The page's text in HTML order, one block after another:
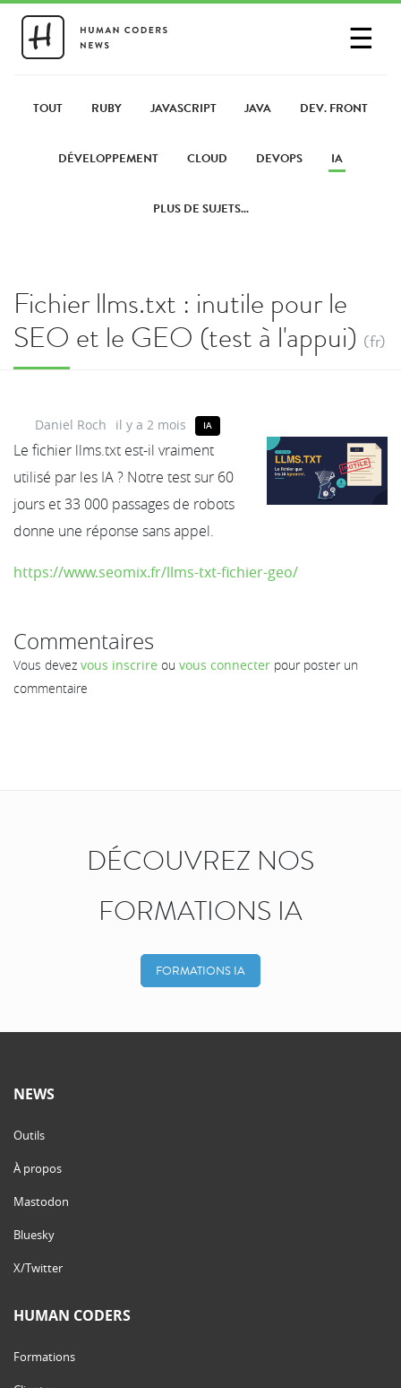
☰
PARTAGER UN LIEN
TOUT RUBY JAVASCRIPT JAVA DEV. FRONT
DÉVELOPPEMENT CLOUD DEVOPS IA
PLUS DE SUJETS...
Fichier llms.txt : inutile pour le
SEO et le GEO (test à l'appui) (fr)
Daniel Roch il y a 2 mois IA
Le fichier llms.txt est-il vraiment
utilisé par les IA ? Notre test sur 60
jours et 33 000 passages de robots
donne une réponse sans appel.
https://www.seomix.fr/llms-txt-fichier-geo/
Commentaires
Vous devez vous inscrire ou vous connecter pour poster un
commentaire
DÉCOUVREZ NOS
FORMATIONS IA
FORMATIONS IA
NEWS
Outils
À propos
Mastodon
Bluesky
X/Twitter
HUMAN CODERS
Formations